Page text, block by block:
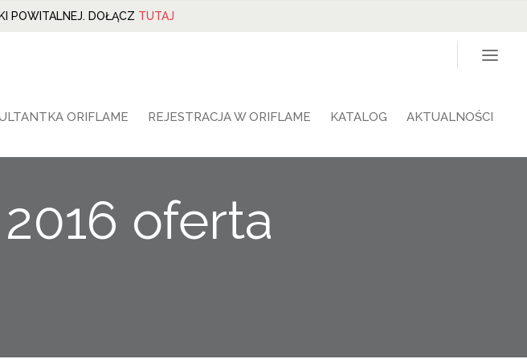
POWITALNEJ. DOŁĄCZ TUTAJ
ORIFLAME REJESTRACJA W ORIFLAME KATALOG AKTUALNOŚCI
oferta